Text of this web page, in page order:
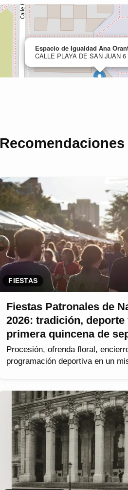
FIESTAS
Fiestas Patronales de
2026: tradición, deporte
primera quincena de
Procesión, ofrenda floral,
programación deportiva en un